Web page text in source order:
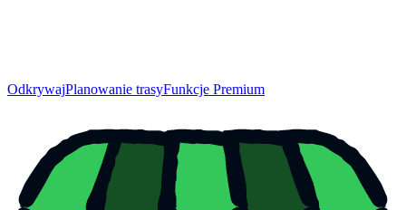
OdkrywajPlanowanie trasyFunkcje Premium